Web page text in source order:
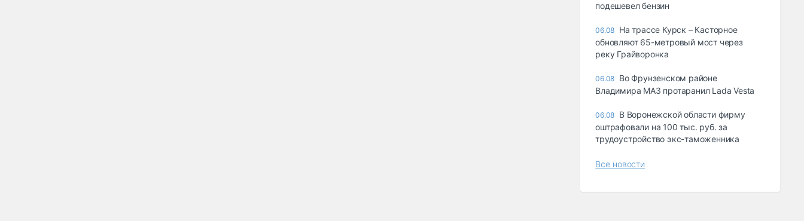
подешевел бензин
06.08 На трассе Курск – Касторное
обновляют 65-метровый мост через
реку Грайворонка
06.08 Во Фрунзенском районе
Владимира МАЗ протаранил Lada Vesta
06.08 В Воронежской области фирму
оштрафовали на 100 тыс. руб. за
трудоустройство экс-таможенника
Все новости